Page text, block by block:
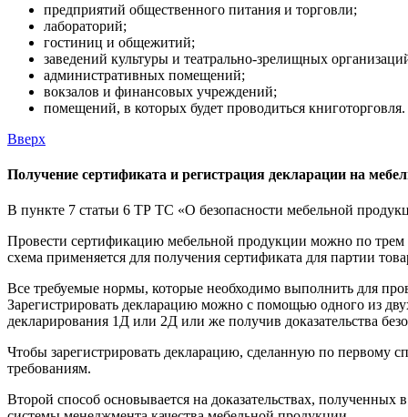
предприятий общественного питания и торговли;
лабораторий;
гостиниц и общежитий;
заведений культуры и театрально-зрелищных
административных помещений;
вокзалов и финансовых учреждений;
помещений, в которых будет проводиться книготорговля.
Вверх
Получение сертификата и регистрация декларации на
В пункте 7 статьи 6 ТР ТС «О безопасности мебельной
Провести сертификацию мебельной продукции можно по
схема применяется для получения сертификата для партии
Все требуемые нормы, которые необходимо выполнить для
Зарегистрировать декларацию можно с помощью одного из
декларирования 1Д или 2Д или же получив доказательства
Чтобы зарегистрировать декларацию, сделанную по первому
требованиям.
Второй способ основывается на доказательствах,